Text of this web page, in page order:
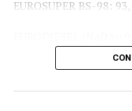
EUROSUPER BS-98:
Vaji ekstra i lehtë